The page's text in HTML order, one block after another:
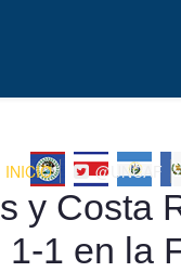
INICIO @UNCAF
y Costa
1-1 en la